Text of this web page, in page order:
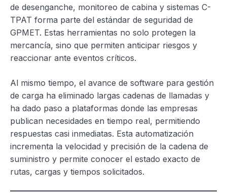
de desenganche, monitoreo de cabina y sistemas C-
TPAT forma parte del estándar de seguridad de
GPMET. Estas herramientas no solo protegen la
mercancía, sino que permiten anticipar riesgos y
reaccionar ante eventos críticos.
Al mismo tiempo, el avance de software para gestión
de carga ha eliminado largas cadenas de llamadas y
ha dado paso a plataformas donde las empresas
publican necesidades en tiempo real, permitiendo
respuestas casi inmediatas. Esta automatización
incrementa la velocidad y precisión de la cadena de
suministro y permite conocer el estado exacto de
rutas, cargas y tiempos solicitados.